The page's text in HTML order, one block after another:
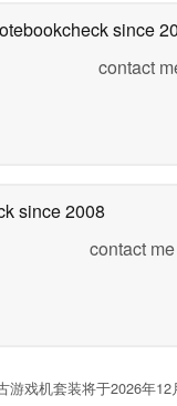
since
contact
since 2008
contact
游戏机套装将于2026年12